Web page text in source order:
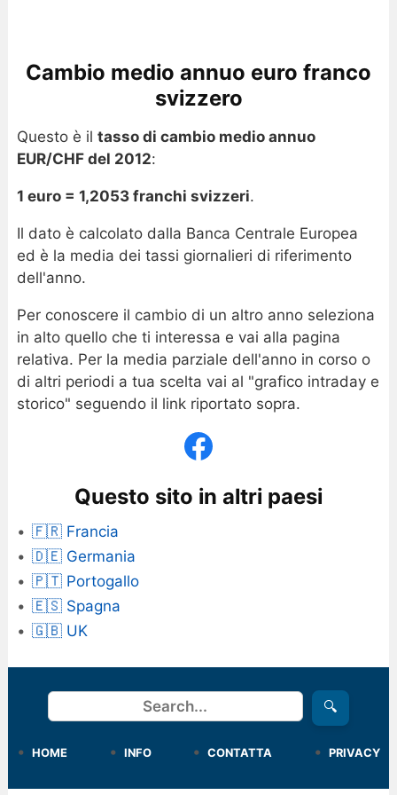
Cambio medio annuo euro franco
svizzero
Questo è il tasso di cambio medio annuo
EUR/CHF del 2012:
1 euro = 1,2053 franchi svizzeri.
Il dato è calcolato dalla Banca Centrale Europea
ed è la media dei tassi giornalieri di riferimento
dell'anno.
Per conoscere il cambio di un altro anno seleziona
in alto quello che ti interessa e vai alla pagina
relativa. Per la media parziale dell'anno in corso o
di altri periodi a tua scelta vai al "grafico intraday e
storico" seguendo il link riportato sopra.
Questo sito in altri paesi
🇫🇷 Francia
🇩🇪 Germania
🇵🇹 Portogallo
🇪🇸 Spagna
🇬🇧 UK
Cerca 🔍
HOME INFO CONTATTA PRIVACY